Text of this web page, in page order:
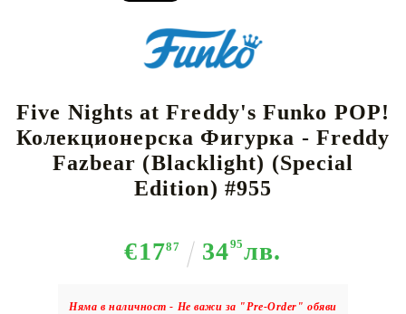
Five Nights at Freddy's Funko POP!
Колекционерска Фигурка - Freddy
Fazbear (Blacklight) (Special
Edition) #955
€1787 3495лв.
Няма в наличност - Не важи за "Pre-Order" обяви